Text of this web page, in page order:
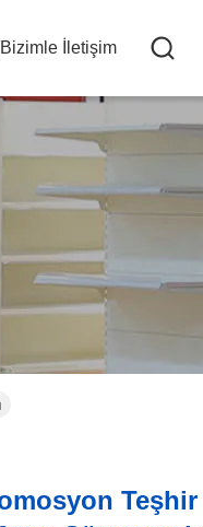
Bizimle İletişim
Teşhir